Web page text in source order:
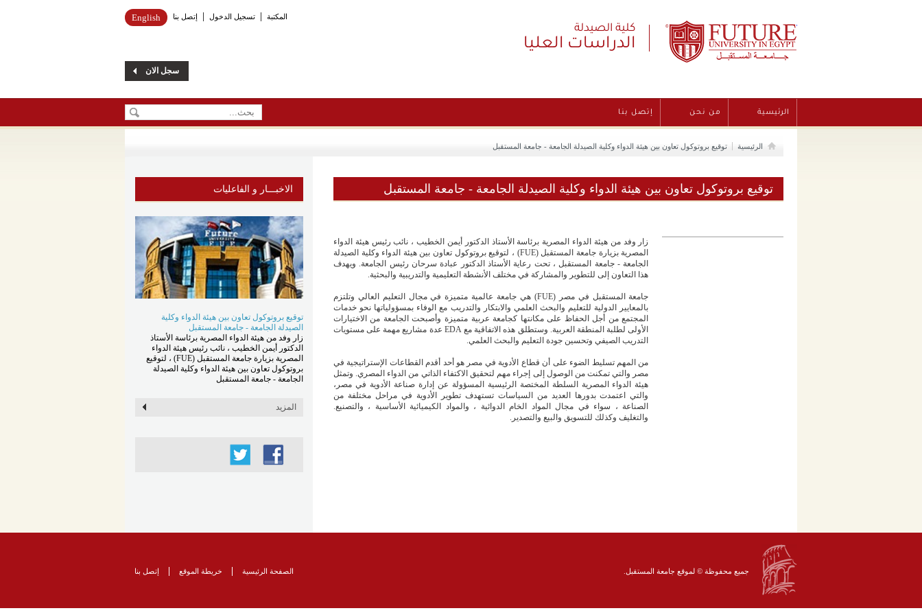
Future University كلية الصيدلة
الدراسات العليا
المكتبة تسجيل الدخول إتصل بنا English
سجل الان
الرئيسية من نحن إتصل بنا
الرئيسية توقيع بروتوكول تعاون بين هيئة الدواء وكلية الصيدلة الجامعة - جامعة المستقبل
توقيع بروتوكول تعاون بين هيئة الدواء وكلية الصيدلة الجامعة - جامعة المستقبل
زار وفد من هيئة الدواء المصرية برئاسة الأستاذ الدكتور أيمن الخطيب ، نائب رئيس هيئة الدواء
المصرية بزيارة جامعة المستقبل (FUE) ، لتوقيع بروتوكول تعاون بين هيئة الدواء وكلية الصيدلة
الجامعة - جامعة المستقبل ، تحت رعاية الأستاذ الدكتور عبادة سرحان رئيس الجامعة. ويهدف
هذا التعاون إلى للتطوير والمشاركة في مختلف الأنشطة التعليمية والتدريبية والبحثية.
جامعة المستقبل في مصر (FUE) هي جامعة عالمية متميزة في مجال التعليم العالي وتلتزم
بالمعايير الدولية للتعليم والبحث العلمي والابتكار والتدريب مع الوفاء بمسؤولياتها نحو خدمات
المجتمع من أجل الحفاظ على مكانتها كجامعة عربية متميزة وأصبحت الجامعة من الاختيارات
الأولى لطلبة المنطقة العربية. وستطلق هذه الاتفاقية مع EDA عدة مشاريع مهمة على مستويات
التدريب الصيفي وتحسين جودة التعليم والبحث العلمي.
من المهم تسليط الضوء على أن قطاع الأدوية في مصر هو أحد أقدم القطاعات الإستراتيجية في
مصر والتي تمكنت من الوصول إلى إجراء مهم لتحقيق الاكتفاء الذاتي من الدواء المصري. وتمثل
هيئة الدواء المصرية السلطة المختصة الرئيسية المسؤولة عن إدارة صناعة الأدوية في مصر،
والتي اعتمدت بدورها العديد من السياسات تستهدف تطوير الأدوية في مراحل مختلفة من
الصناعة ، سواء في مجال المواد الخام الدوائية ، والمواد الكيميائية الأساسية ، والتصنيع.
والتغليف وكذلك للتسويق والبيع والتصدير.
الاخبـــار و الفاعليات
توقيع بروتوكول تعاون بين هيئة الدواء وكلية
الصيدلة الجامعة - جامعة المستقبل
زار وفد من هيئة الدواء المصرية برئاسة الأستاذ
الدكتور أيمن الخطيب ، نائب رئيس هيئة الدواء
المصرية بزيارة جامعة المستقبل (FUE) ، لتوقيع
بروتوكول تعاون بين هيئة الدواء وكلية الصيدلة
الجامعة - جامعة المستقبل
المزيد
جميع محفوظة © لموقع جامعة المستقبل. الصفحة الرئيسية خريطة الموقع إتصل بنا